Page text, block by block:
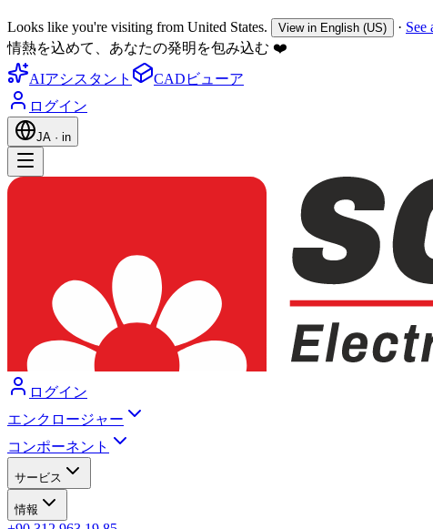
Looks like you're visiting from United States. View in English (US) · See
情熱を込めて、あなたの発明を包み込む ❤️
AIアシスタント
CADビューア
ログイン
JA · in
ログイン
エンクロージャー
コンポーネント
サービス
情報